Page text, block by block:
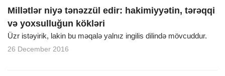
Millətlər niyə tənəzzül edir: hakimiyyətin, tərəqqi
və yoxsulluğun kökləri
Üzr istəyirik, lakin bu məqalə yalnız ingilis dilində mövcuddur.
26 December 2016